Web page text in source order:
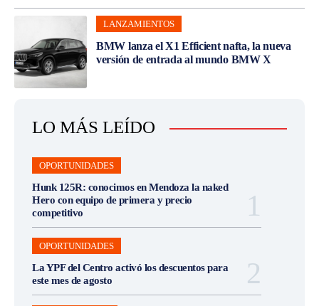
LANZAMIENTOS
BMW lanza el X1 Efficient nafta, la nueva
versión de entrada al mundo BMW X
LO MÁS LEÍDO
OPORTUNIDADES
Hunk 125R: conocimos en Mendoza la naked
Hero con equipo de primera y precio
competitivo
OPORTUNIDADES
La YPF del Centro activó los descuentos para
este mes de agosto